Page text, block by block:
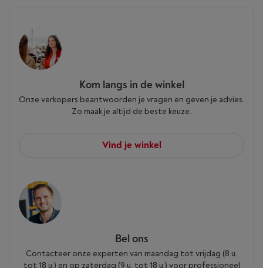
Kom langs in de winkel
Onze verkopers beantwoorden je vragen en geven je advies.
Zo maak je altijd de beste keuze.
Vind je winkel
Bel ons
Contacteer onze experten van maandag tot vrijdag (8 u.
tot 18 u.) en op zaterdag (9 u. tot 18 u.) voor professioneel